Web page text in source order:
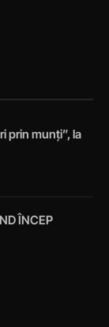
prin munți”, la
ÎNCEP